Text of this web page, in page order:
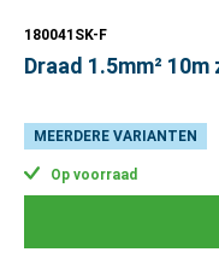
180041SK-F
Draad 1.5mm² 10m
MEERDERE VARIANTEN
Op voorraad